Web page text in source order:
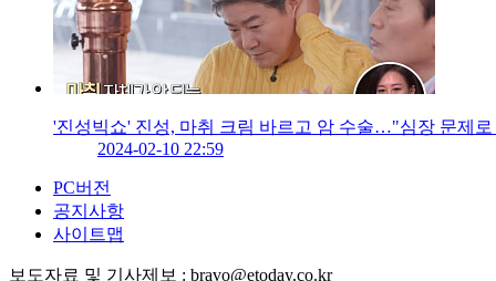
'진성빅쇼' 진성, 마취 크림 바르고 암 수술…"심장 문제로
2024-02-10 22:59
PC버전
공지사항
사이트맵
보도자료 및 기사제보 : bravo@etoday.co.kr